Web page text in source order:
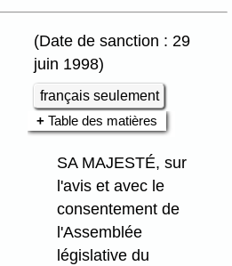
(Date de sanction : 29
juin 1998)
français seulement
Table des matières
SA MAJESTÉ, sur
l'avis et avec le
consentement de
l'Assemblée
législative du